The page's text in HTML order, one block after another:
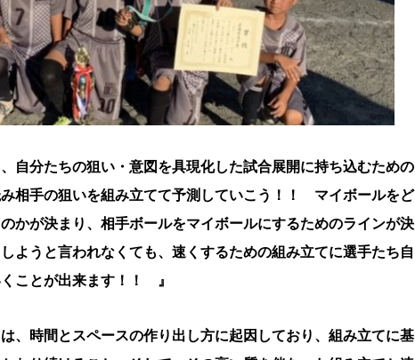
自分たちの狙い・意図を具現化した試合展開に持ち込むための
相手の狙いを組み立てて予測していこう！！ マイボールをど
かが決まり、相手ボールをマイボールにするためのラインが決
ようと言われなくても、速くするための組み立てに選手たち自
ことが出来ます！！ 』
、時間とスペースの作り出し方に起因しており、組み立てに基